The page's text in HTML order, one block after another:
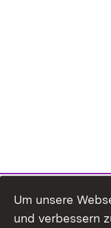
Um unsere
und verbessern